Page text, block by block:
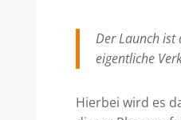
Der Launch ist
eigentliche
Hierbei wird es